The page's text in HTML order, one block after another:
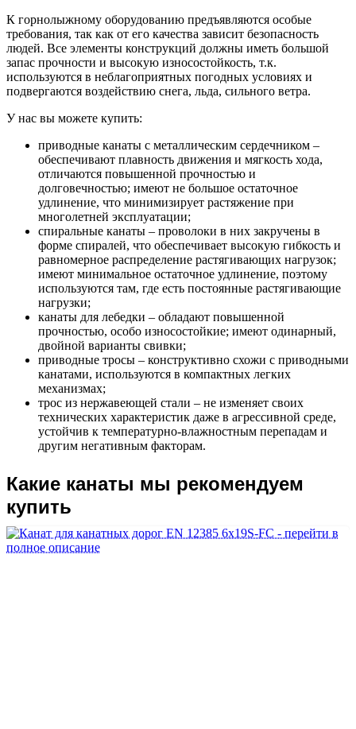
К горнолыжному оборудованию предъявляются особые
требования, так как от его качества зависит безопасность
людей. Все элементы конструкций должны иметь большой
запас прочности и высокую износостойкость, т.к.
используются в неблагоприятных погодных условиях и
подвергаются воздействию снега, льда, сильного ветра.
У нас вы можете купить:
приводные канаты с металлическим сердечником –
обеспечивают плавность движения и мягкость хода,
отличаются повышенной прочностью и
долговечностью; имеют не большое остаточное
удлинение, что минимизирует растяжение при
многолетней эксплуатации;
спиральные канаты – проволоки в них закручены в
форме спиралей, что обеспечивает высокую гибкость и
равномерное распределение растягивающих нагрузок;
имеют минимальное остаточное удлинение, поэтому
используются там, где есть постоянные растягивающие
нагрузки;
канаты для лебедки – обладают повышенной
прочностью, особо износостойкие; имеют одинарный,
двойной варианты свивки;
приводные тросы – конструктивно схожи с приводными
канатами, используются в компактных легких
механизмах;
трос из нержавеющей стали – не изменяет своих
технических характеристик даже в агрессивной среде,
устойчив к температурно-влажностным перепадам и
другим негативным факторам.
Какие канаты мы рекомендуем
купить